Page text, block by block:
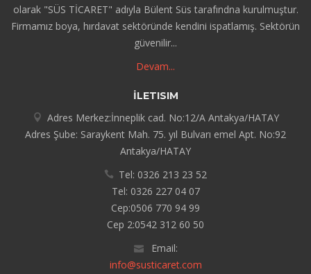
olarak "SÜS TİCARET" adıyla Bülent Süs tarafındna kurulmuştur.
Firmamız boya, hırdavat sektöründe kendini ispatlamış. Sektörün
güvenilir...
Devam...
İLETISIM
Adres Merkez:İnneplik cad. No:12/A Antakya/HATAY
Adres Şube: Saraykent Mah. 75. yıl Bulvarı emel Apt. No:92
Antakya/HATAY
Tel: 0326 213 23 52
Tel: 0326 227 04 07
Cep:0506 770 94 99
Cep 2:0542 312 60 50
Email:
info@susticaret.com